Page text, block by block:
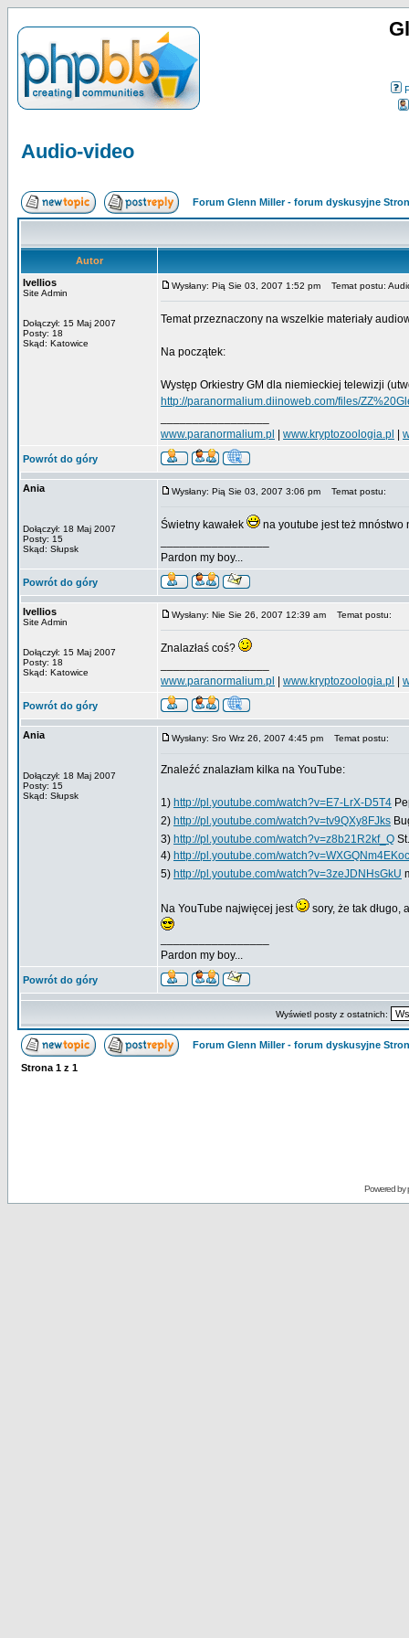
Audio-video
Forum Glenn Miller - forum dyskusyjne
Autor
Ivellios
Site Admin
Dołączył: 15 Maj 2007
Posty: 18
Skąd: Katowice
Wysłany: Pią Sie 03, 2007 1:52 pm Temat postu:
Temat przeznaczony na wszelkie materiały
Na początek:
Występ Orkiestry GM dla niemieckiej telewizji
http://paranormalium.diinoweb.com/files/
www.paranormalium.pl
www.kryptozoologia.pl
Powrót do góry
Ania
Dołączył: 18 Maj 2007
Posty: 15
Skąd: Słupsk
Wysłany: Pią Sie 03, 2007 3:06 pm Temat postu:
Świetny kawałek
na youtube jest też mnóstwo
Pardon my boy...
Powrót do góry
Ivellios
Site Admin
Dołączył: 15 Maj 2007
Posty: 18
Skąd: Katowice
Wysłany: Nie Sie 26, 2007 12:39 am Temat postu:
Znalazłaś coś?
www.paranormalium.pl
www.kryptozoologia.pl
Powrót do góry
Ania
Dołączył: 18 Maj 2007
Posty: 15
Skąd: Słupsk
Wysłany: Sro Wrz 26, 2007 4:45 pm Temat postu:
Znaleźć znalazłam kilka na YouTube:
1) http://pl.youtube.com/watch?v=E7-LrX-D5T4
2) http://pl.youtube.com/watch?v=tv9QXy8FJks
3) http://pl.youtube.com/watch?v=z8b21R2kf_Q
4) http://pl.youtube.com/watch?v=WXGQNm4EKoc
5) http://pl.youtube.com/watch?v=3zeJDNHsGkU
Na YouTube najwięcej jest sory, że tak długo,
Pardon my boy...
Powrót do góry
Wyświetl posty z ostatnich:
Forum Glenn Miller - forum dyskusyjne
Strona 1 z 1
Powered by